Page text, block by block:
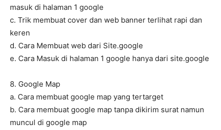
masuk di halaman 1 google
c. Trik membuat cover dan web banner terlihat rapi dan
keren
d. Cara Membuat web dari Site.google
e. Cara Masuk di halaman 1 google hanya dari site.google
8. Google Map
a. Cara membuat google map yang tertarget
b. Cara membuat google map tanpa dikirim surat namun
muncul di google map